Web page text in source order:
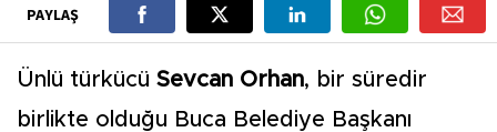
PAYLAŞ
Ünlü türkücü Sevcan Orhan, bir süredir
birlikte olduğu Buca Belediye Başkanı